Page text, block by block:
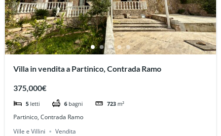
Villa in vendita a Partinico, Contrada Ramo
375,000€
5 letti 6 bagni 723 m²
Partinico, Contrada Ramo
Ville e Villini
Vendita